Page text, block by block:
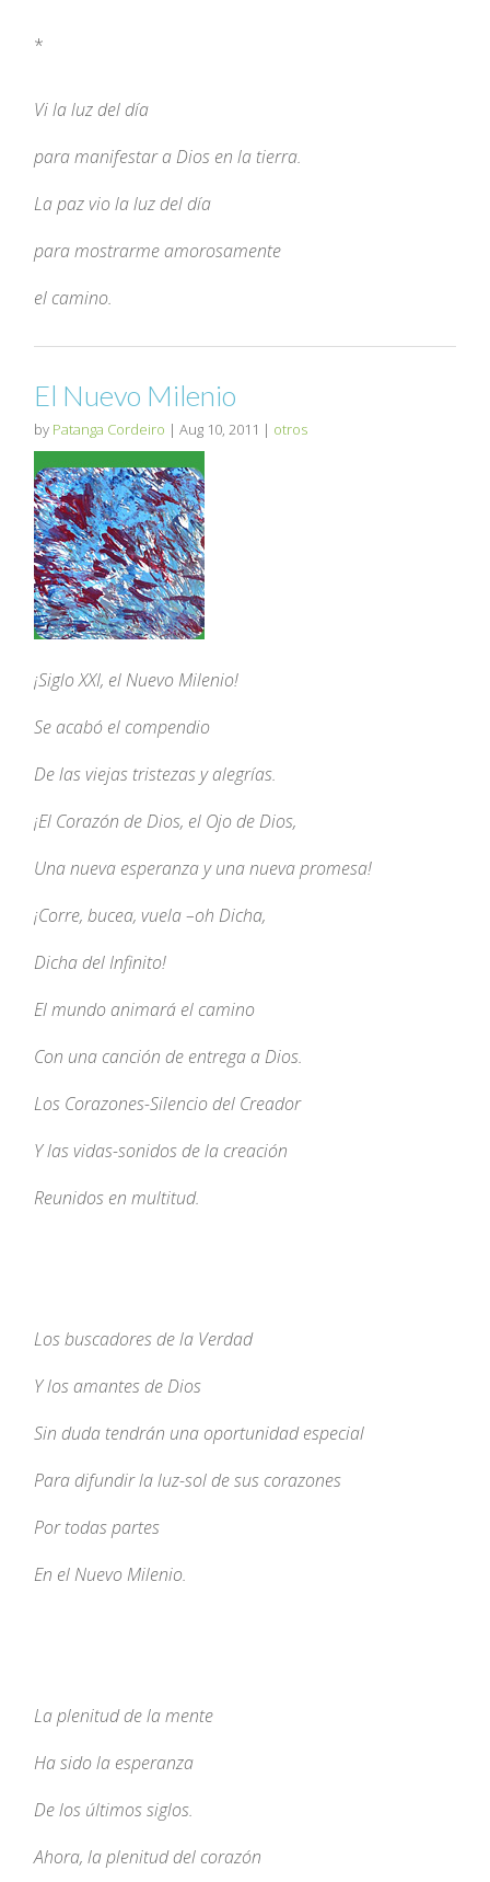
*
Vi la luz del día
para manifestar a Dios en la tierra.
La paz vio la luz del día
para mostrarme amorosamente
el camino.
El Nuevo Milenio
by Patanga Cordeiro |Aug 10, 2011 | otros
¡Siglo XXI, el Nuevo Milenio!
Se acabó el compendio
De las viejas tristezas y alegrías.
¡El Corazón de Dios, el Ojo de Dios,
Una nueva esperanza y una nueva promesa!
¡Corre, bucea, vuela –oh Dicha,
Dicha del Infinito!
El mundo animará el camino
Con una canción de entrega a Dios.
Los Corazones-Silencio del Creador
Y las vidas-sonidos de la creación
Reunidos en multitud.
Los buscadores de la Verdad
Y los amantes de Dios
Sin duda tendrán una oportunidad especial
Para difundir la luz-sol de sus corazones
Por todas partes
En el Nuevo Milenio.
La plenitud de la mente
Ha sido la esperanza
De los últimos siglos.
Ahora, la plenitud del corazón